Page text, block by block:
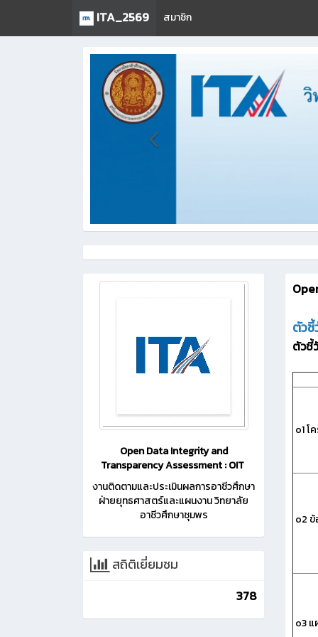
ITA_2569 สมาชิก
Open Data Integrity and
Transparency Assessment : OIT
งานติดตามและประเมินผลการอาชีวศึกษา
ฝ่ายยุทธศาสตร์และแผนงาน วิทยาลัย
อาชีวศึกษาชุมพร
สถิติเยี่ยมชม
378
ตัว
ตัวชี้
o1 โ
o2
o3